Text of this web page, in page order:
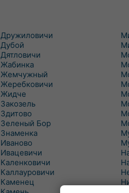
Дружиловичи
Дубой
Дятловичи
Жабинка
Жемчужный
Жеребковичи
Жидче
Закозель
Здитово
Зеленый Бор
Знаменка
Иваново
Ивацевичи
Каленковичи
Каллауровичи
Каменец